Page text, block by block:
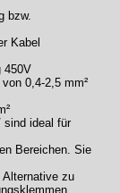
bzw.
Kabel
450V
0,4-2,5 mm²
sind ideal für
Bereichen. Sie
Alternative zu